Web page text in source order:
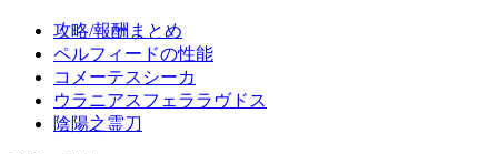
攻略/報酬まとめ
ペルフィードの性能
コメーテスシーカ
ウラニアスフェララヴドス
陰陽之霊刀